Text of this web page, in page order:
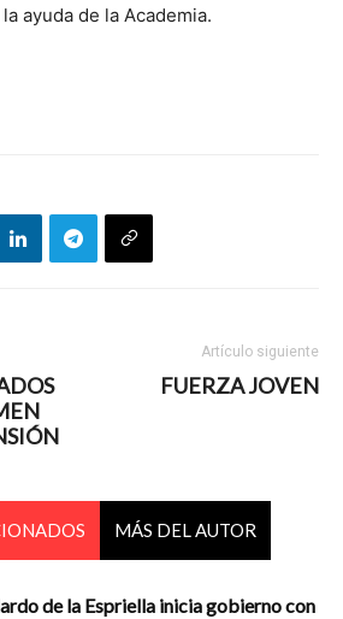
ayuda de la Academia.
Artículo siguiente
FUERZA JOVEN
MÁS DEL AUTOR
de la Espriella inicia gobierno con